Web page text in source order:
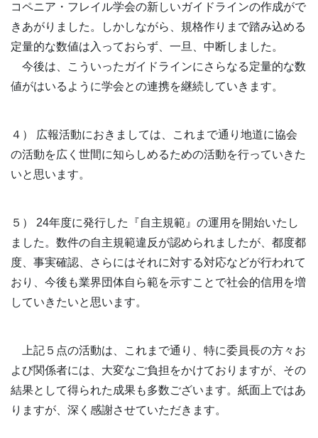
コペニア・フレイル学会の新しいガイドラインの作成がで
きあがりました。しかしながら、規格作りまで踏み込める
定量的な数値は入っておらず、一旦、中断しました。
今後は、こういったガイドラインにさらなる定量的な数
値がはいるように学会との連携を継続していきます。
４） 広報活動におきましては、これまで通り地道に協会
の活動を広く世間に知らしめるための活動を行っていきた
いと思います。
５） 24年度に発行した『自主規範』の運用を開始いたし
ました。数件の自主規範違反が認められましたが、都度都
度、事実確認、さらにはそれに対する対応などが行われて
おり、今後も業界団体自ら範を示すことで社会的信用を増
していきたいと思います。
上記５点の活動は、これまで通り、特に委員長の方々お
よび関係者には、大変なご負担をかけておりますが、その
結果として得られた成果も多数ございます。紙面上ではあ
りますが、深く感謝させていただきます。